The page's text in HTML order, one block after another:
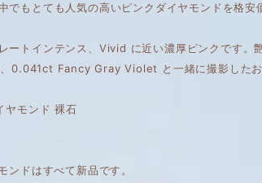
でもとても人気の高いピンクダイヤモンドを格安
ートインテンス、Vivid に近い濃厚ピンクです。
0.041ct Fancy Gray Violet と一緒に撮影したお
ヤモンド 裸石
ンドはすべて新品です。